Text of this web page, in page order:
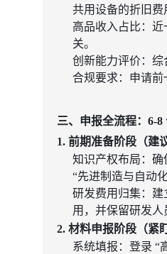
共用设备的折旧
高品收入占比 ：
关。
创新能力评价：
合规要求 ：申请
三、申报全流程：6-
1. 前期准备阶段（建
知识产权布局 ：
“先进制造与自动
研发费用归集：
用，并保留研发人
2. 材料申报阶段（紧
系统填报 ：登录 “